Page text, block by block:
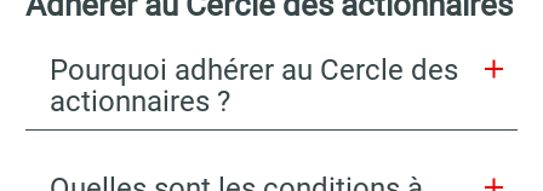
Pourquoi adhérer au Cercle des
actionnaires ?